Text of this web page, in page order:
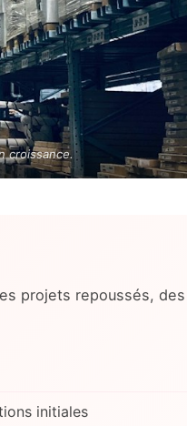
croissance.
projets repoussés, des
initiales